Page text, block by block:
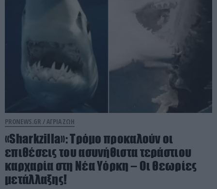
PRONEWS.GR / ΑΓΡΙΑ ΖΩΗ
«Sharkzilla»: Tρόμο προκαλούν οι
επιθέσεις του ασυνήθιστα τεράστιου
καρχαρία στη Νέα Υόρκη – Οι θεωρίες
μετάλλαξης!